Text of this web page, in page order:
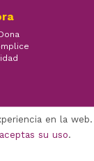
en la web.
aceptas su uso.